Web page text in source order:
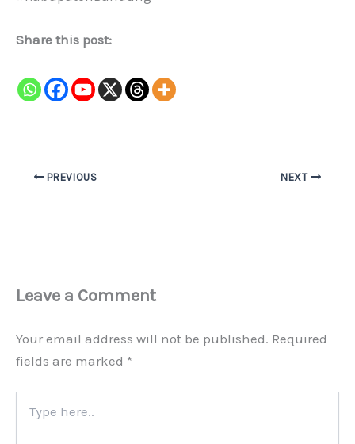
Share this post:
PREVIOUS NEXT
Leave a Comment
Your email address will not be published. Required
fields are marked *
here..